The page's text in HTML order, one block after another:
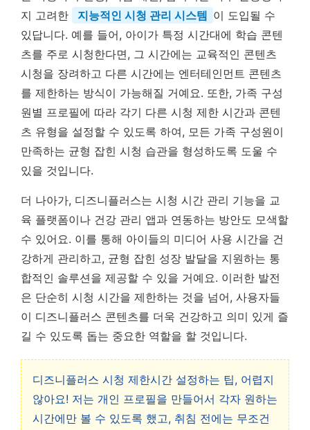
지 고려한
지능적인 시청 관리 시스템 이 도입될 수
있답니다. 예를 들어, 아이가 특정 시간대에 학습 콘텐
츠를 주로 시청한다면, 그 시간에는 교육적인 콘텐츠
시청을 장려하고 다른 시간에는 엔터테인먼트 콘텐츠
를 제한하는 방식이 가능해질 거예요. 또한, 가족 구성
원별 프로필에 따라 각기 다른 시청 제한 시간과 콘텐
츠 유형을 설정할 수 있도록 하여, 모든 가족 구성원이
만족하는 균형 잡힌 시청 습관을 형성하도록 도울 수
있을 것입니다.
더 나아가, 디즈니플러스는 시청 시간 관리 기능을 교
육 플랫폼이나 건강 관리 앱과 연동하는 방안도 모색할
수 있어요. 이를 통해 아이들의 미디어 사용 시간을 건
강하게 관리하고, 균형 잡힌 성장 발달을 지원하는 통
합적인 솔루션을 제공할 수 있을 거예요. 이러한 발전
은 단순히 시청 시간을 제한하는 것을 넘어, 사용자들
이 디즈니플러스 콘텐츠를 더욱 건강하고 의미 있게 즐
길 수 있도록 돕는 중요한 역할을 할 것입니다.
디즈니플러스 시청 제한시간 설정하는 팁, 어렵지
않아요! 저는 개인 프로필을 만들어서 각자 원하는
시간에만 볼 수 있도록 했고, 취침 전에는 무조건